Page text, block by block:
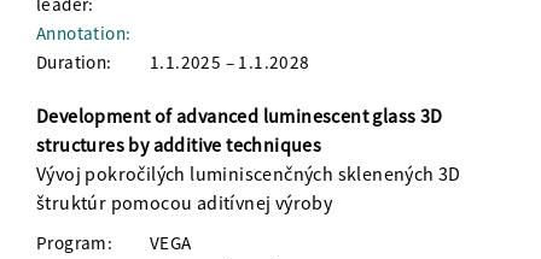
Annotation:
Duration:
1.1.2025 – 1.1.2028
Development of advanced luminescent glass 3D
structures by additive techniques
Vývoj pokročilých luminiscenčných sklenených 3D
štruktúr pomocou aditívnej výroby
Program:
VEGA